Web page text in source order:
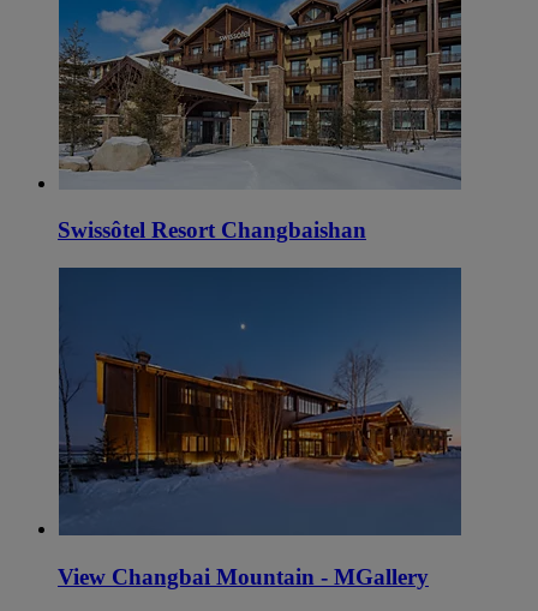
Swissôtel Resort Changbaishan
View Changbai Mountain - MGallery